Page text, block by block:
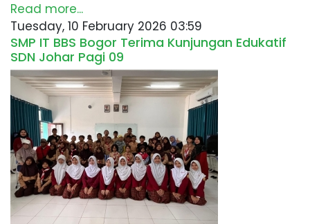
Read more...
Tuesday, 10 February 2026 03:59
SMP IT BBS Bogor Terima Kunjungan Edukatif
SDN Johar Pagi 09